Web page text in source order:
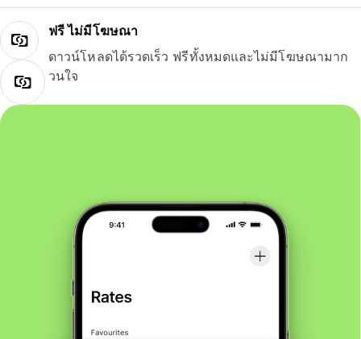
ฟรี ไม่มีโฆษณา
ดาวน์โหลดได้รวดเร็ว ฟรีทั้งหมดและไม่มีโฆษณามาก
วนใจ